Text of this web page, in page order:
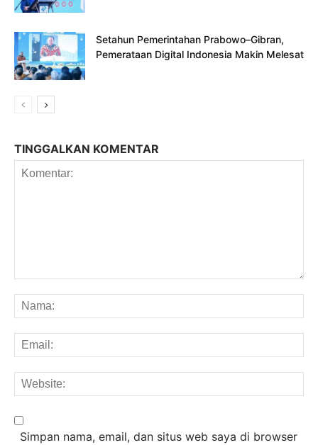
Setahun Pemerintahan Prabowo–Gibran,
Pemerataan Digital Indonesia Makin Melesat
TINGGALKAN KOMENTAR
Simpan nama, email, dan situs web saya di browser